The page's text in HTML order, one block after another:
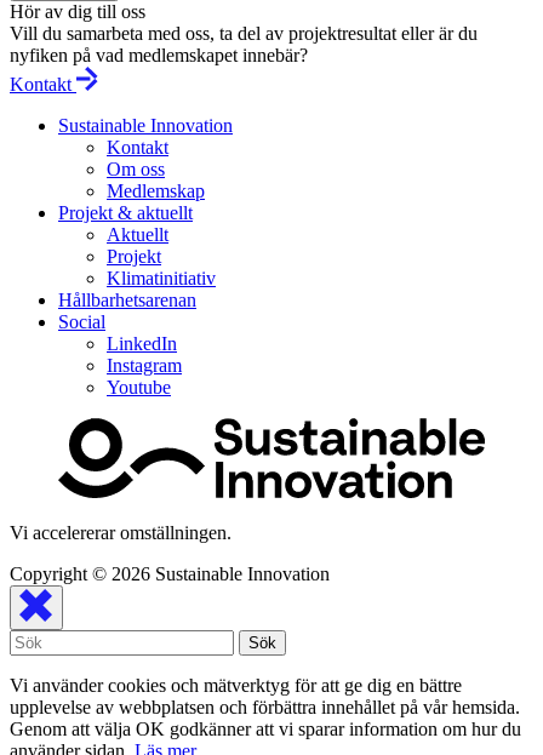
Hör av dig till oss
Vill du samarbeta med oss, ta del av projektresultat eller är du
nyfiken på vad medlemskapet innebär?
Kontakt
Sustainable Innovation
Kontakt
Om oss
Medlemskap
Projekt & aktuellt
Aktuellt
Projekt
Klimatinitiativ
Hållbarhetsarenan
Social
LinkedIn
Instagram
Youtube
Vi accelererar omställningen.
Copyright © 2026 Sustainable Innovation
Vi använder cookies och mätverktyg för att ge dig en bättre
upplevelse av webbplatsen och förbättra innehållet på vår hemsida.
Genom att välja OK godkänner att vi sparar information om hur du
använder sidan. Läs mer.